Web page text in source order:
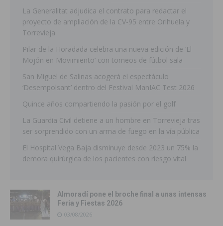
La Generalitat adjudica el contrato para redactar el
proyecto de ampliación de la CV-95 entre Orihuela y
Torrevieja
Pilar de la Horadada celebra una nueva edición de ‘El
Mojón en Movimiento’ con torneos de fútbol sala
San Miguel de Salinas acogerá el espectáculo
‘Desempolsant’ dentro del Festival ManIAC Test 2026
Quince años compartiendo la pasión por el golf
La Guardia Civil detiene a un hombre en Torrevieja tras
ser sorprendido con un arma de fuego en la vía pública
El Hospital Vega Baja disminuye desde 2023 un 75% la
demora quirúrgica de los pacientes con riesgo vital
Almoradí pone el broche final a unas intensas
Feria y Fiestas 2026
03/08/2026